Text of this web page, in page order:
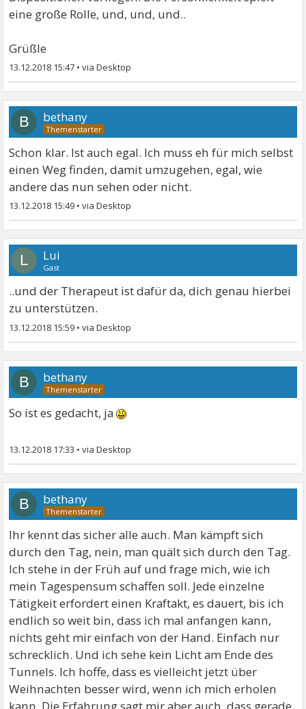
eine große Rolle, und, und, und..
Grüßle
13.12.2018 15:47 •
B bethany
Schon klar. Ist auch egal. Ich muss eh für mich selbst
einen Weg finden, damit umzugehen, egal, wie
andere das nun sehen oder nicht.
13.12.2018 15:49 •
L Lui
Gast
..und der Therapeut ist dafür da, dich genau hierbei
zu unterstützen.
13.12.2018 15:59 •
B bethany
So ist es gedacht, ja
13.12.2018 17:33 •
B bethany
Ihr kennt das sicher alle auch. Man kämpft sich
durch den Tag, nein, man quält sich durch den Tag.
Ich stehe in der Früh auf und frage mich, wie ich
mein Tagespensum schaffen soll. Jede einzelne
Tätigkeit erfordert einen Kraftakt, es dauert, bis ich
endlich so weit bin, dass ich mal anfangen kann,
nichts geht mir einfach von der Hand. Einfach nur
schrecklich. Und ich sehe kein Licht am Ende des
Tunnels. Ich hoffe, dass es vielleicht jetzt über
Weihnachten besser wird, wenn ich mich erholen
kann. Die Erfahrung sagt mir aber auch, dass gerade